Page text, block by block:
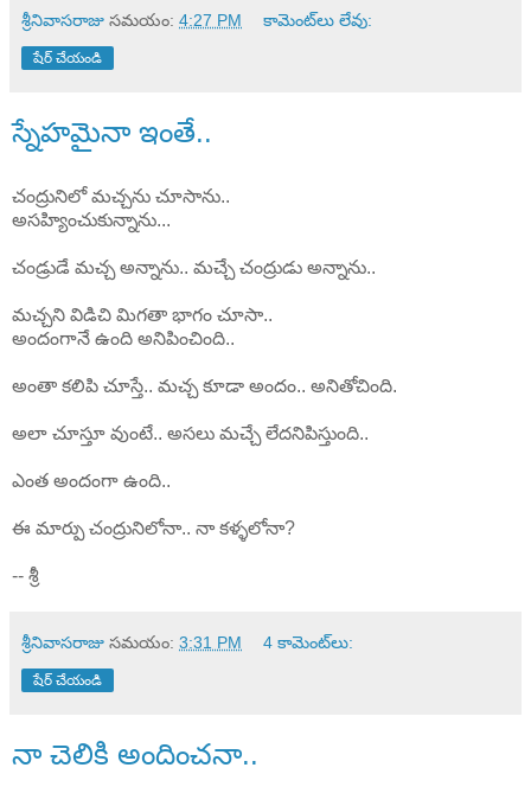
శ్రీనివాసరాజు సమయం: 4:27 PM కామెంట్‌లు లేవు:
షేర్ చేయండి
స్నేహమైనా ఇంతే..
చంద్రునిలో మచ్చను చూసాను..
అసహ్యించుకున్నాను...
చండ్రుడే మచ్చ అన్నాను.. మచ్చే చంద్రుడు అన్నాను..
మచ్చని విడిచి మిగతా భాగం చూసా..
అందంగానే ఉంది అనిపించింది..
అంతా కలిపి చూస్తే.. మచ్చ కూడా అందం.. అనితోచింది.
అలా చూస్తూ వుంటే.. అసలు మచ్చే లేదనిపిస్తుంది..
ఎంత అందంగా ఉంది..
ఈ మార్పు చంద్రునిలోనా.. నా కళ్ళలోనా?
-- శ్రీ
శ్రీనివాసరాజు సమయం: 3:31 PM 4 కామెంట్‌లు:
షేర్ చేయండి
నా చెలికి అందించనా..